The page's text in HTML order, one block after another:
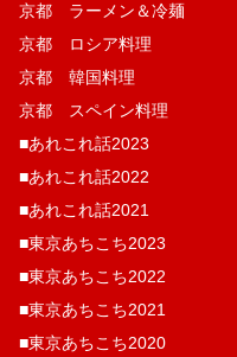
京都 ラーメン＆冷麺
京都 ロシア料理
京都 韓国料理
京都 スペイン料理
■あれこれ話2023
■あれこれ話2022
■あれこれ話2021
■東京あちこち2023
■東京あちこち2022
■東京あちこち2021
■東京あちこち2020